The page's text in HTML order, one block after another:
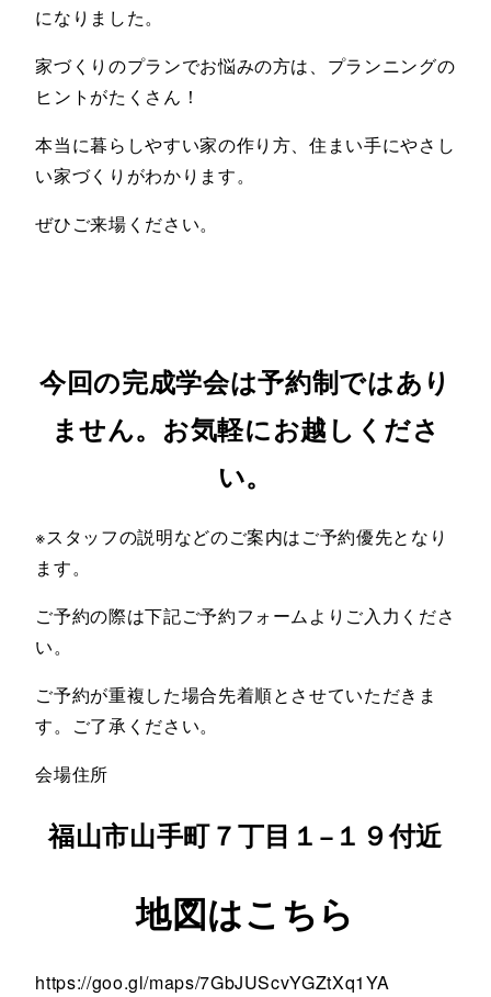
になりました。
家づくりのプランでお悩みの方は、プランニングの
ヒントがたくさん！
本当に暮らしやすい家の作り方、住まい手にやさし
い家づくりがわかります。
ぜひご来場ください。
今回の完成学会は予約制ではあり
ません。お気軽にお越しくださ
い。
※スタッフの説明などのご案内はご予約優先となり
ます。
ご予約の際は下記ご予約フォームよりご入力くださ
い。
ご予約が重複した場合先着順とさせていただきま
す。ご了承ください。
会場住所
福山市山手町７丁目１−１９付近
地図はこちら
https://goo.gl/maps/7GbJUScvYGZtXq1YA